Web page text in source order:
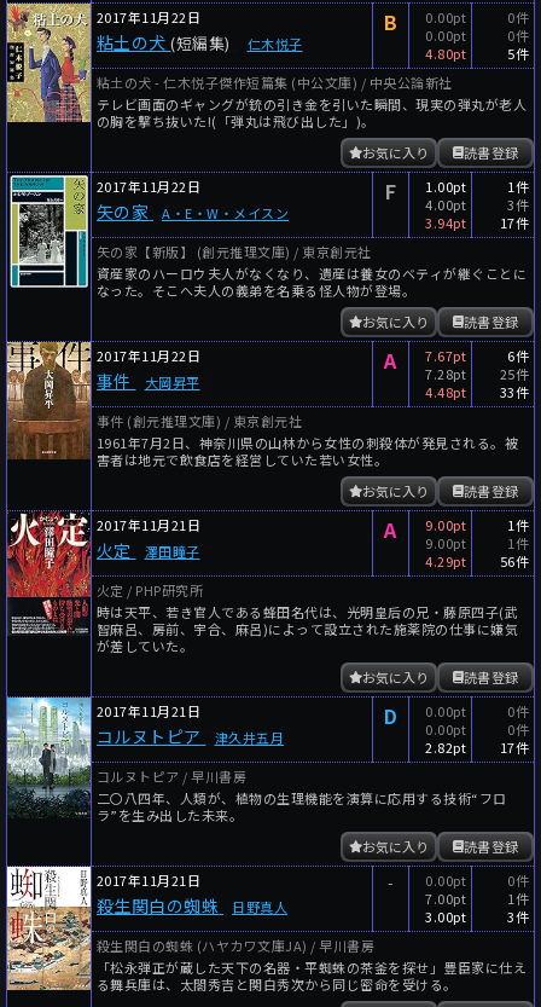
2017年11月22日
粘土の犬 (短編集) 仁木悦子
B
0.00pt
0.00pt
4.80pt
0件
0件
5件
粘土の犬 - 仁木悦子傑作短篇集 (中公文庫) / 中央公論新社
テレビ画面のギャングが銃の引き金を引いた瞬間、現実の弾丸が老人
の胸を撃ち抜いた!(「弾丸は飛び出した」)。
読書登録
お気に入り
2017年11月22日
矢の家 A・E・W・メイスン
F
1.00pt
4.00pt
3.94pt
1件
3件
17件
矢の家【新版】 (創元推理文庫) / 東京創元社
資産家のハーロウ夫人がなくなり、遺産は養女のベティが継ぐことに
なった。そこへ夫人の義弟を名乗る怪人物が登場。
読書登録
お気に入り
2017年11月22日
事件 大岡昇平
A
7.67pt
7.28pt
4.48pt
6件
25件
33件
事件 (創元推理文庫) / 東京創元社
1961年7月2日、神奈川県の山林から女性の刺殺体が発見される。被
害者は地元で飲食店を経営していた若い女性。
読書登録
お気に入り
2017年11月21日
火定 澤田瞳子
A
9.00pt
9.00pt
4.29pt
1件
1件
56件
火定 / PHP研究所
時は天平、若き官人である蜂田名代は、光明皇后の兄・藤原四子(武
智麻呂、房前、宇合、麻呂)によって設立された施薬院の仕事に嫌気
が差していた。
読書登録
お気に入り
2017年11月21日
コルヌトピア 津久井五月
D
0.00pt
0.00pt
2.82pt
0件
0件
17件
コルヌトピア / 早川書房
二〇八四年、人類が、植物の生理機能を演算に応用する技術“フロ
ラ”を生み出した未来。
読書登録
お気に入り
2017年11月21日
殺生関白の蜘蛛 日野真人
-
0.00pt
7.00pt
3.00pt
0件
1件
3件
殺生関白の蜘蛛 (ハヤカワ文庫JA) / 早川書房
「松永弾正が蔵した天下の名器・平蜘蛛の茶釜を探せ」豊臣家に仕え
る舞兵庫は、太閤秀吉と関白秀次から同じ密命を受ける。